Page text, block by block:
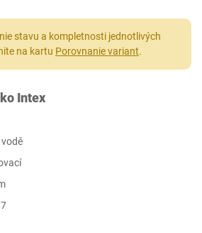
stavu a kompletnosti jednotlivých
na kartu Porovnanie variant.
Intex